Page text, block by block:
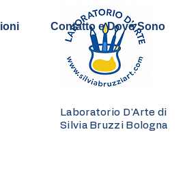
Laboratorio D'Arte di
Silvia Bruzzi Bologna
Contatto e Dove Sono